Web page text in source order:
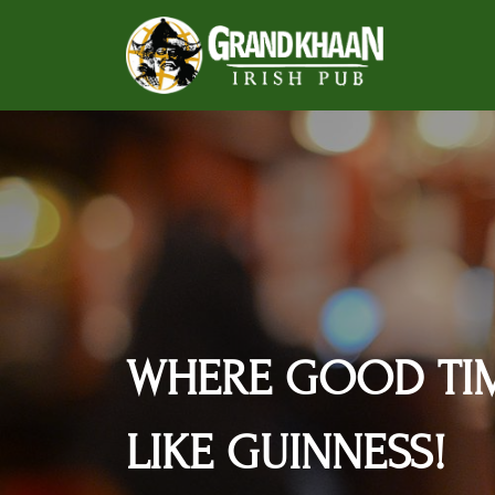
A TASTE OF
GRANDKHAAN
WHERE GOOD
LIKE GUINNESS!